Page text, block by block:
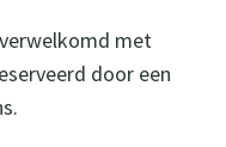
met
door een